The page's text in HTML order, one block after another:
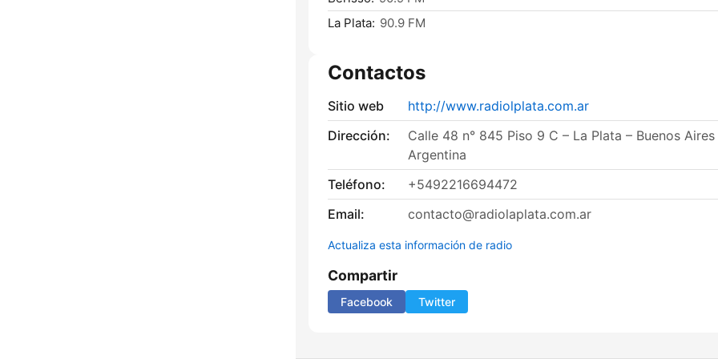
La Plata: 90.9 FM
Contactos
Sitio web
http://www.radiolplata.com.ar
Dirección:
Calle 48 n° 845 Piso 9 C – La Plata – Buenos Aires
Argentina
Teléfono:
+5492216694472
Email:
contacto@radiolaplata.com.ar
Actualiza esta información de radio
Compartir
Facebook Twitter